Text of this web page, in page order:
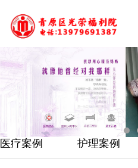
医疗案例 护理案例